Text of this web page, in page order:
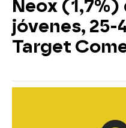
Neox
jóvenes, 25-
Target